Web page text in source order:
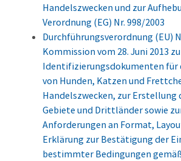
Handelszwecken und zur
Verordnung (EG) Nr. 998/2003
Durchführungsverordnung (EU)
Kommission vom 28. Juni 2013
Identifizierungsdokumenten für
von Hunden, Katzen und
Handelszwecken, zur Erstellung
Gebiete und Drittländer sowie
Anforderungen an Format,
Erklärung zur Bestätigung der
bestimmter Bedingungen